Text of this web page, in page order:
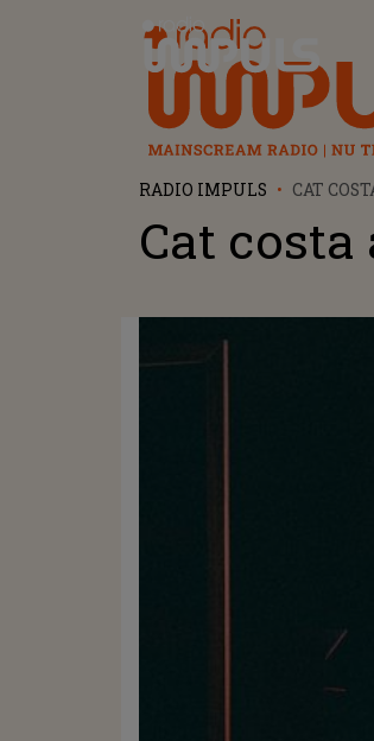
Radio Impuls
RADIO IMPULS CAT
Cat